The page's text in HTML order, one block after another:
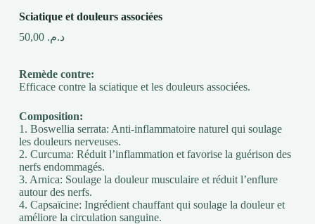
Sciatique et douleurs associées
د.م. 50,00
Remède contre:
Efficace contre la sciatique et les douleurs associées.
Composition:
1. Boswellia serrata: Anti-inflammatoire naturel qui soulage
les douleurs nerveuses.
2. Curcuma: Réduit l’inflammation et favorise la guérison des
nerfs endommagés.
3. Arnica: Soulage la douleur musculaire et réduit l’enflure
autour des nerfs.
4. Capsaïcine: Ingrédient chauffant qui soulage la douleur et
améliore la circulation sanguine.